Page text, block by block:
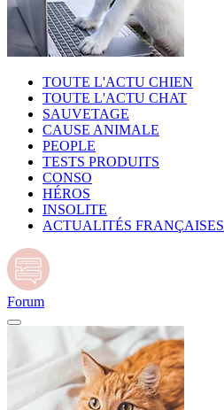
TOUTE L'ACTU CHIEN
TOUTE L'ACTU CHAT
SAUVETAGE
CAUSE ANIMALE
PEOPLE
TESTS PRODUITS
CONSO
HÉROS
INSOLITE
ACTUALITÉS FRANÇAISES
Forum